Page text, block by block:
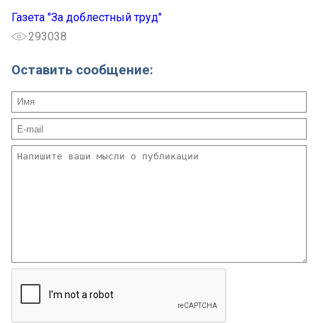
Газета "За доблестный труд"
293038
Оставить сообщение: